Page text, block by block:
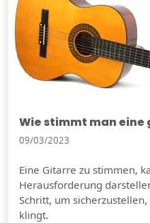
Wie stimmt man
09/03/2023
Eine Gitarre zu stimmen,
Herausforderung
Schritt, um
klingt.